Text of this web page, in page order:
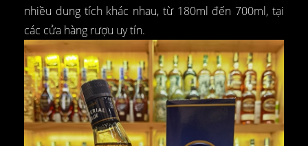
nhiều dung tích khác nhau, từ 180ml đến 700ml, tại
các cửa hàng rượu uy tín.